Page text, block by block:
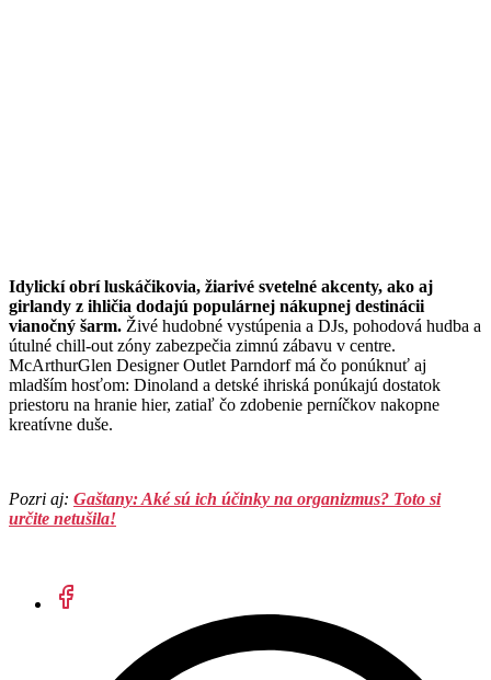
Idylickí obrí luskáčikovia, žiarivé svetelné akcenty, ako aj
girlandy z ihličia dodajú populárnej nákupnej destinácii
vianočný šarm. Živé hudobné vystúpenia a DJs, pohodová hudba a
útulné chill-out zóny zabezpečia zimnú zábavu v centre.
McArthurGlen Designer Outlet Parndorf má čo ponúknuť aj
mladším hosťom: Dinoland a detské ihriská ponúkajú dostatok
priestoru na hranie hier, zatiaľ čo zdobenie perníčkov nakopne
kreatívne duše.
Pozri aj: Gaštany: Aké sú ich účinky na organizmus? Toto si
určite netušila!